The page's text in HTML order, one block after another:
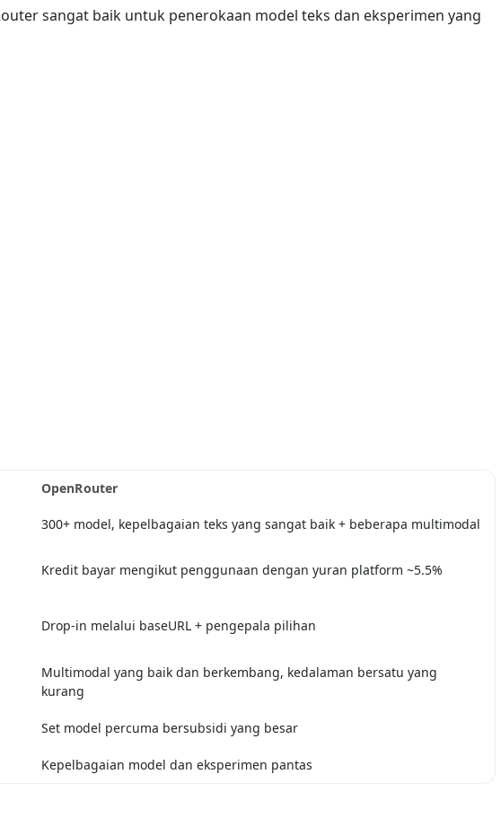
sangat baik untuk penerokaan model teks dan eksperimen yang
OpenRouter
300+ model, kepelbagaian teks yang sangat baik + beberapa multimodal
Kredit bayar mengikut penggunaan dengan yuran platform ~5.5%
Drop-in melalui baseURL + pengepala pilihan
Multimodal yang baik dan berkembang, kedalaman bersatu yang
kurang
Set model percuma bersubsidi yang besar
Kepelbagaian model dan eksperimen pantas